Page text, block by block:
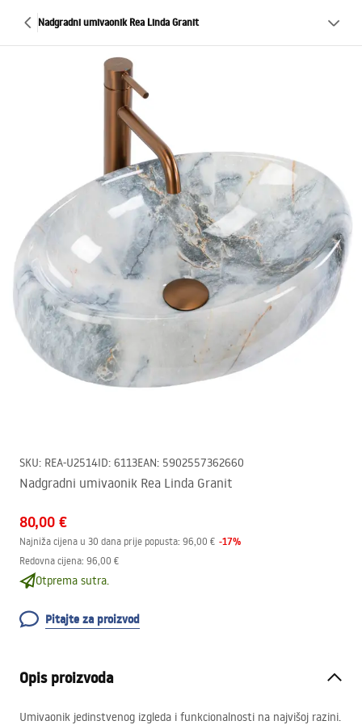
Nadgradni umivaonik Rea Linda Granit
SKU: REA-U2514ID: 6113EAN: 5902557362660
Nadgradni umivaonik Rea Linda Granit
80,00 €
Najniža cijena u 30 dana prije popusta: 96,00 € -17%
Redovna cijena: 96,00 €
Otprema sutra.
Pitajte za proizvod
Opis proizvoda
Umivaonik jedinstvenog izgleda i funkcionalnosti na najvišoj razini.